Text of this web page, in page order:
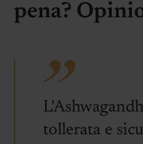
pena?
tollerata e